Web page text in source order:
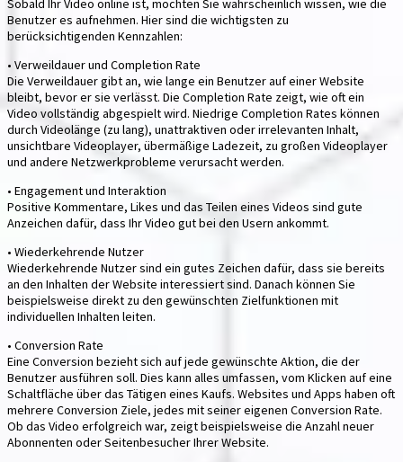
Sobald Ihr Video online ist, möchten Sie wahrscheinlich wissen, wie die
Benutzer es aufnehmen. Hier sind die wichtigsten zu
berücksichtigenden Kennzahlen:
• Verweildauer und Completion Rate
Die Verweildauer gibt an, wie lange ein Benutzer auf einer Website
bleibt, bevor er sie verlässt. Die Completion Rate zeigt, wie oft ein
Video vollständig abgespielt wird. Niedrige Completion Rates können
durch Videolänge (zu lang), unattraktiven oder irrelevanten Inhalt,
unsichtbare Videoplayer, übermäßige Ladezeit, zu großen Videoplayer
und andere Netzwerkprobleme verursacht werden.
• Engagement und Interaktion
Positive Kommentare, Likes und das Teilen eines Videos sind gute
Anzeichen dafür, dass Ihr Video gut bei den Usern ankommt.
• Wiederkehrende Nutzer
Wiederkehrende Nutzer sind ein gutes Zeichen dafür, dass sie bereits
an den Inhalten der Website interessiert sind. Danach können Sie
beispielsweise direkt zu den gewünschten Zielfunktionen mit
individuellen Inhalten leiten.
• Conversion Rate
Eine Conversion bezieht sich auf jede gewünschte Aktion, die der
Benutzer ausführen soll. Dies kann alles umfassen, vom Klicken auf eine
Schaltfläche über das Tätigen eines Kaufs. Websites und Apps haben oft
mehrere Conversion Ziele, jedes mit seiner eigenen Conversion Rate.
Ob das Video erfolgreich war, zeigt beispielsweise die Anzahl neuer
Abonnenten oder Seitenbesucher Ihrer Website.